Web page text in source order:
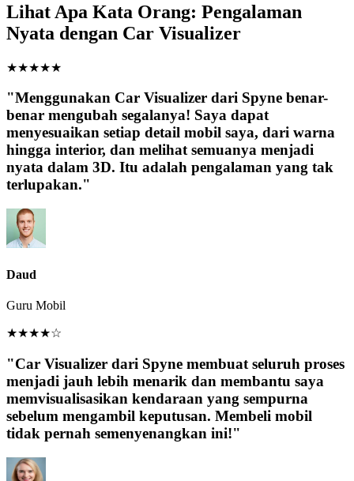
Lihat Apa Kata Orang: Pengalaman
Nyata dengan Car Visualizer
★★★★★
"Menggunakan Car Visualizer dari Spyne benar-
benar mengubah segalanya! Saya dapat
menyesuaikan setiap detail mobil saya, dari warna
hingga interior, dan melihat semuanya menjadi
nyata dalam 3D. Itu adalah pengalaman yang tak
terlupakan."
Daud
Guru Mobil
★★★★☆
"Car Visualizer dari Spyne membuat seluruh proses
menjadi jauh lebih menarik dan membantu saya
memvisualisasikan kendaraan yang sempurna
sebelum mengambil keputusan. Membeli mobil
tidak pernah semenyenangkan ini!"